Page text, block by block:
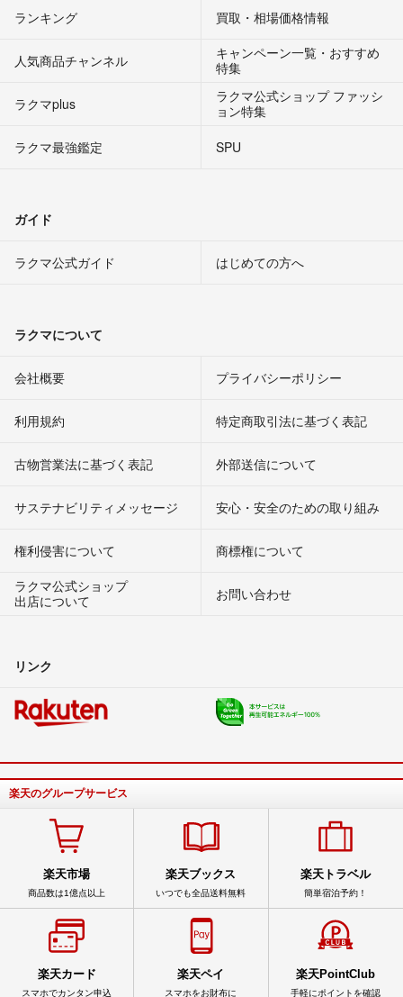
ランキング 買取・相場価格情報
人気商品チャンネル
キャンペーン一覧・おすすめ
特集
ラクマplus
ラクマ公式ショップ ファッシ
ョン特集
ラクマ最強鑑定
SPU
ガイド
ラクマ公式ガイド はじめての方へ
ラクマについて
会社概要 プライバシーポリシー
利用規約 特定商取引法に基づく表記
古物営業法に基づく表記 外部送信について
サステナビリティメッセージ 安心・安全のための取り組み
権利侵害について
商標権について
ラクマ公式ショップ
出店について
お問い合わせ
リンク
楽天のグループサービス
楽天市場
商品数は1億点以上
楽天ブックス
いつでも全品送料無料
楽天トラベル
簡単宿泊予約！
楽天カード
スマホでカンタン申込
楽天ペイ
スマホをお財布に
楽天PointClub
手軽にポイントを確認